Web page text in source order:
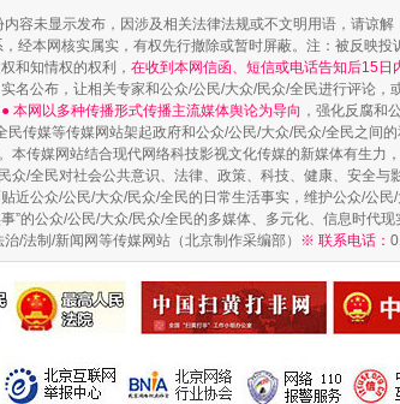
衣” 如何以同查同治破解风腐
容未显示发布，因涉及相关法律法规或不文明用语，请谅
经本网核实属实，有权先行撤除或暂时屏蔽。注：被反映
和知情权的权利， 在收到本网信函、短信或电话告知后15日
名公布，让相关专家和公众/公民/大众/民众/全民进行评论
● 本网以多种传播形式传播主流媒体舆论为导向 ，强化反腐和
民传媒等传媒网站架起政府和公众/公民/大众/民众/全民之间
本传媒网站结合现代网络科技影视文化传媒的新媒体有生力
众/全民对社会公共意识、法律、政策、科技、健康、安全
近公众/公民/大众/民众/全民的日常生活事实，维护公众/公
”的公众/公民/大众/民众/全民的多媒体、多元化、信息时代现
/法制/新闻网等传媒网站（北京制作采编部） ※ 联系电话：